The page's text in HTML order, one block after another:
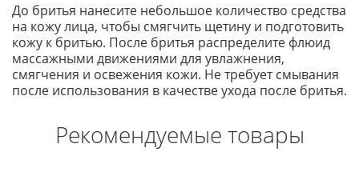
До бритья нанесите небольшое количество средства
на кожу лица, чтобы смягчить щетину и подготовить
кожу к бритью. После бритья распределите флюид
массажными движениями для увлажнения,
смягчения и освежения кожи. Не требует смывания
после использования в качестве ухода после бритья.
Рекомендуемые товары